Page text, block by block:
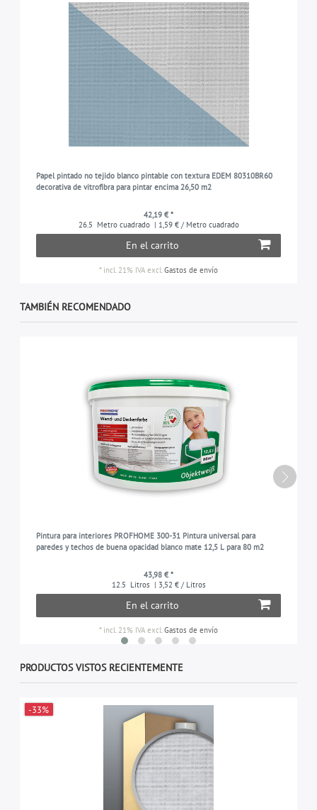
Papel pintado no tejido blanco pintable con textura EDEM 80310BR60
decorativa de vitrofibra para pintar encima 26,50 m2
42,19 € *
26.5 Metro cuadrado | 1,59 € / Metro cuadrado
En el carrito
* incl. 21% IVA excl. Gastos de envío
TAMBIÉN RECOMENDADO
Pintura para interiores PROFHOME 300-31 Pintura universal para
paredes y techos de buena opacidad blanco mate 12,5 L para 80 m2
43,98 € *
12.5 Litros | 3,52 € / Litros
En el carrito
* incl. 21% IVA excl.Gastos de envío
PRODUCTOS VISTOS RECIENTEMENTE
-33%